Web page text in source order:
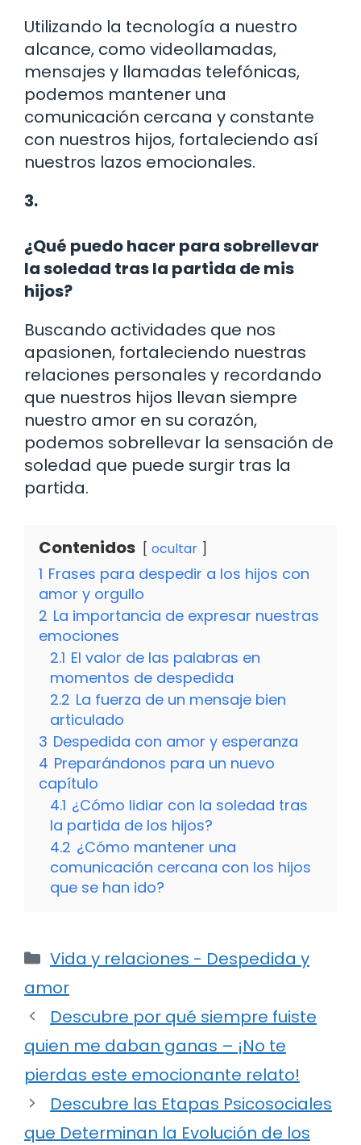
Utilizando la tecnología a nuestro
alcance, como videollamadas,
mensajes y llamadas telefónicas,
podemos mantener una
comunicación cercana y constante
con nuestros hijos, fortaleciendo así
nuestros lazos emocionales.
3.
¿Qué puedo hacer para sobrellevar
la soledad tras la partida de mis
hijos?
Buscando actividades que nos
apasionen, fortaleciendo nuestras
relaciones personales y recordando
que nuestros hijos llevan siempre
nuestro amor en su corazón,
podemos sobrellevar la sensación de
soledad que puede surgir tras la
partida.
Contenidos ocultar
1 Frases para despedir a los hijos con
amor y orgullo
2 La importancia de expresar nuestras
emociones
2.1 El valor de las palabras en
momentos de despedida
2.2 La fuerza de un mensaje bien
articulado
3 Despedida con amor y esperanza
4 Preparándonos para un nuevo
capítulo
4.1 ¿Cómo lidiar con la soledad tras
la partida de los hijos?
4.2 ¿Cómo mantener una
comunicación cercana con los hijos
que se han ido?
Categorías
Vida y relaciones - Despedida y
amor
Descubre por qué siempre fuiste
quien me daban ganas – ¡No te
pierdas este emocionante relato!
Descubre las Etapas Psicosociales
que Determinan la Evolución de los